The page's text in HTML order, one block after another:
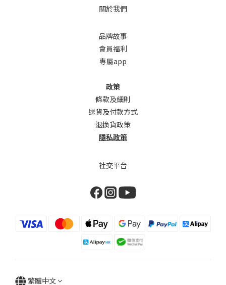
關於我們
品牌故事
會員福利
專屬app
政策
條款及細則
送貨及付款方式
退換貨政策
隱私政策
社交平台
繁體中文